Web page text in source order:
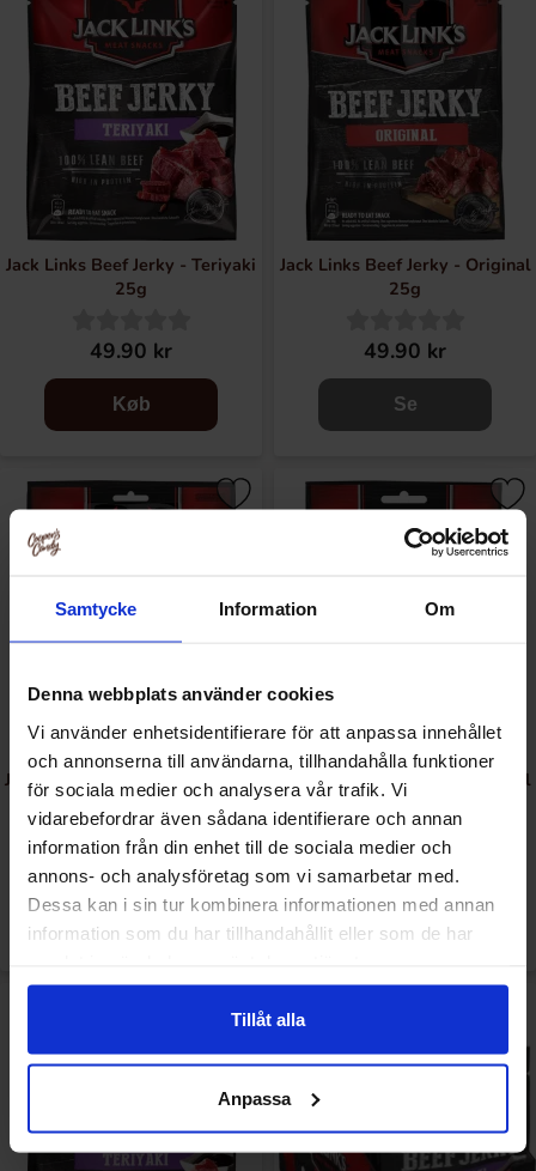
Samtycke Information Om
Denna webbplats använder cookies
Vi använder enhetsidentifierare för att anpassa innehållet
och annonserna till användarna, tillhandahålla funktioner
för sociala medier och analysera vår trafik. Vi
vidarebefordrar även sådana identifierare och annan
information från din enhet till de sociala medier och
annons- och analysföretag som vi samarbetar med.
Dessa kan i sin tur kombinera informationen med annan
information som du har tillhandahållit eller som de har
Tillåt alla
Anpassa
deres produkter er tilgængelige over hele verden, fra USA
til Europa, Asien, Australien og Afrika. Her finder du Jack
Link's beef jerky original samt med smag af Sweet & Hot
og Teriyaki. Perfekt som snack, til fredagshygge eller at
have med pÃ¥ udflugt!
Jack Links Beef Jerky - Teriyaki
25g
49.90 kr
Køb
Jack Links Beef Jerky - Original
25g
49.90 kr
Se
Jack Links Beef Jerky - Sweet &
Hot 25g
44.90 kr
Jack Links Beef Jerky - Original
25g x 12st
499.90 kr